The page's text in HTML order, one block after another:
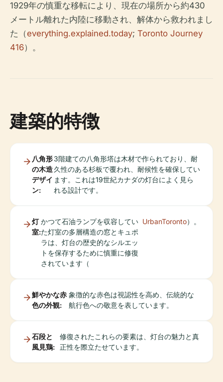
1929年の慎重な移転により、現在の場所から約430
メートル離れた内陸に移動され、解体から救われまし
た（everything.explained.today; Toronto Journey
416）。
建築的特徴
八角形
の木造
デザイ
ン:
3階建ての八角形塔は木材で作られており、耐
久性のある杉板で覆われ、耐候性を確保してい
ます。これは19世紀カナダの灯台によく見ら
れる設計です。
灯
室:
かつて石油ランプを収容してい
た灯室の多層構造の窓とキュポ
ラは、灯台の歴史的なシルエッ
トを保存するために慎重に修復
されています（
UrbanToronto）。
鮮やかな赤
色の外観:
象徴的な赤色は視認性を高め、伝統的な
航行色への敬意を表しています。
石段と
風見鶏:
修復されたこれらの要素は、灯台の魅力と真
正性を際立たせています。